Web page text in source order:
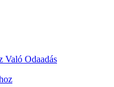
Való Odaadás